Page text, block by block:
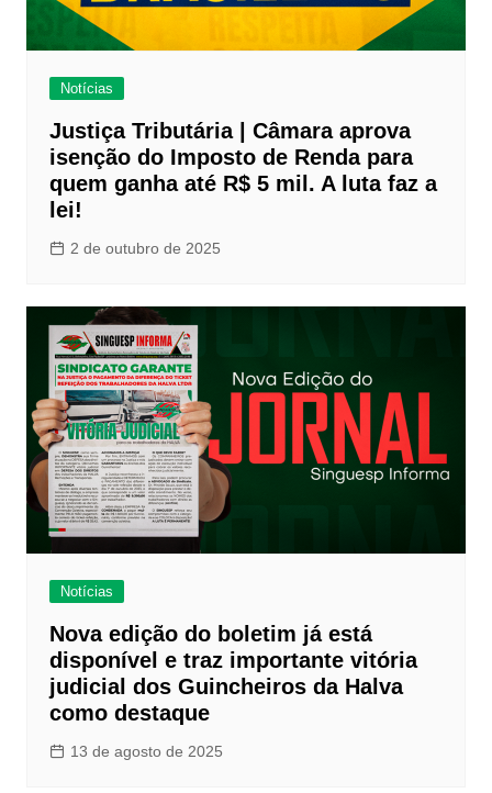
Notícias
Justiça Tributária | Câmara aprova
isenção do Imposto de Renda para
quem ganha até R$ 5 mil. A luta faz a
lei!
2 de outubro de 2025
Notícias
Nova edição do boletim já está
disponível e traz importante vitória
judicial dos Guincheiros da Halva
como destaque
13 de agosto de 2025